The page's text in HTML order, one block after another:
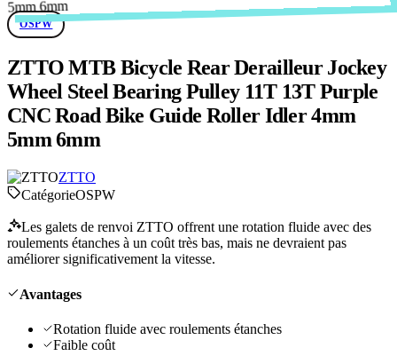
OSPW
ZTTO MTB Bicycle Rear Derailleur Jockey
Wheel Steel Bearing Pulley 11T 13T Purple
CNC Road Bike Guide Roller Idler 4mm
5mm 6mm
ZTTO
CatégorieOSPW
Les galets de renvoi ZTTO offrent une rotation fluide avec des
roulements étanches à un coût très bas, mais ne devraient pas
améliorer significativement la vitesse.
Avantages
Rotation fluide avec roulements étanches
Faible coût